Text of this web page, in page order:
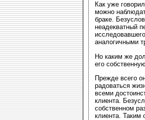
Как уже
можно
браке.
неадекватный
аналогичными
Но каким же
его
Прежде всего
радоваться
всеми
клиента.
собственном
клиента. Таким